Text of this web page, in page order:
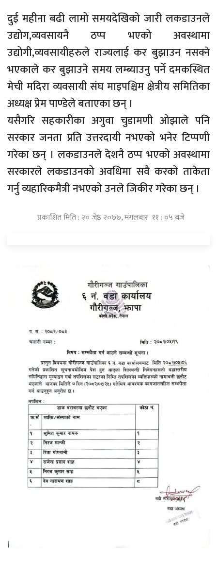
दुई महीना बढी लामो समयदेखिको जारी लकडाउनले
उद्योग,व्यवसायनै ठप्प भएको अवस्थामा
उद्योगी,व्यवसायीहरुले राज्यलाई कर बुझाउन नसक्ने
भएकाले कर बुझाउने समय लम्ब्याउनु पर्ने दमकस्थित
मेची मदिरा व्यवसायी संघ माइपश्चिम क्षेत्रीय समितिका
अध्यक्ष प्रेम पाण्डेले बताएका छन् ।
यसैगरि सहकारीका अगुवा चुडामणी ओझाले पनि
सरकार जनता प्रति उत्तरदायी नभएको भनेर टिप्पणी
गरेका छन् । लकडाउनले देशनै ठप्प भएको अवस्थामा
सरकारले लकडाउनको अवधिमा सवै करको ताकेता
गर्नु व्यहारिकमैत्री नभएको उनले जिकीर गरेका छन् ।
प्रकाशित मिति : २० जेष्ठ २०७७, मंगलबार ११ : ०५ बजे